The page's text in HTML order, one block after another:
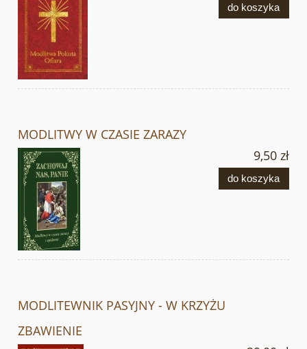
do koszyka
MODLITWY W CZASIE ZARAZY
9,50 zł
do koszyka
MODLITEWNIK PASYJNY - W KRZYŻU
ZBAWIENIE